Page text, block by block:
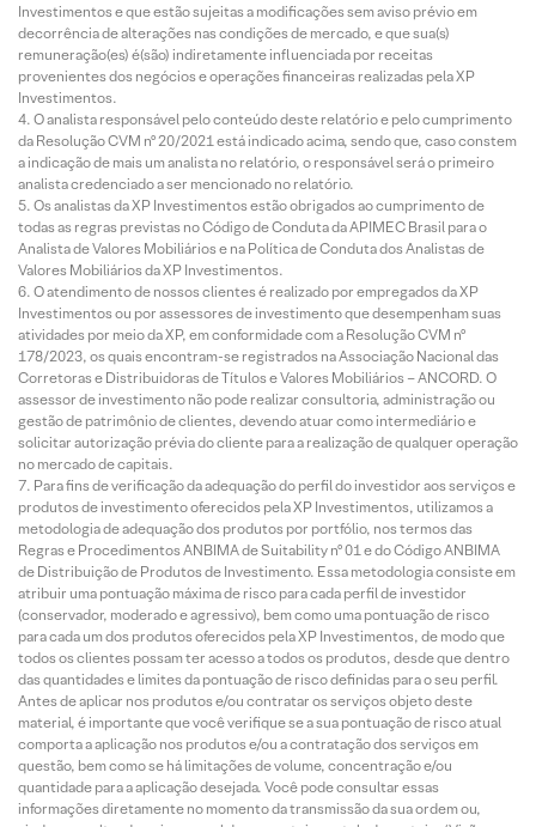
Investimentos e que estão sujeitas a modificações sem aviso prévio em
decorrência de alterações nas condições de mercado, e que sua(s)
remuneração(es) é(são) indiretamente influenciada por receitas
provenientes dos negócios e operações financeiras realizadas pela XP
Investimentos.
O analista responsável pelo conteúdo deste relatório e pelo cumprimento
da Resolução CVM nº 20/2021 está indicado acima, sendo que, caso constem
a indicação de mais um analista no relatório, o responsável será o primeiro
analista credenciado a ser mencionado no relatório.
Os analistas da XP Investimentos estão obrigados ao cumprimento de
todas as regras previstas no Código de Conduta da APIMEC Brasil para o
Analista de Valores Mobiliários e na Política de Conduta dos Analistas de
Valores Mobiliários da XP Investimentos.
O atendimento de nossos clientes é realizado por empregados da XP
Investimentos ou por assessores de investimento que desempenham suas
atividades por meio da XP, em conformidade com a Resolução CVM nº
178/2023, os quais encontram-se registrados na Associação Nacional das
Corretoras e Distribuidoras de Títulos e Valores Mobiliários – ANCORD. O
assessor de investimento não pode realizar consultoria, administração ou
gestão de patrimônio de clientes, devendo atuar como intermediário e
solicitar autorização prévia do cliente para a realização de qualquer operação
no mercado de capitais.
Para fins de verificação da adequação do perfil do investidor aos serviços e
produtos de investimento oferecidos pela XP Investimentos, utilizamos a
metodologia de adequação dos produtos por portfólio, nos termos das
Regras e Procedimentos ANBIMA de Suitability nº 01 e do Código ANBIMA
de Distribuição de Produtos de Investimento. Essa metodologia consiste em
atribuir uma pontuação máxima de risco para cada perfil de investidor
(conservador, moderado e agressivo), bem como uma pontuação de risco
para cada um dos produtos oferecidos pela XP Investimentos, de modo que
todos os clientes possam ter acesso a todos os produtos, desde que dentro
das quantidades e limites da pontuação de risco definidas para o seu perfil.
Antes de aplicar nos produtos e/ou contratar os serviços objeto deste
material, é importante que você verifique se a sua pontuação de risco atual
comporta a aplicação nos produtos e/ou a contratação dos serviços em
questão, bem como se há limitações de volume, concentração e/ou
quantidade para a aplicação desejada. Você pode consultar essas
informações diretamente no momento da transmissão da sua ordem ou,